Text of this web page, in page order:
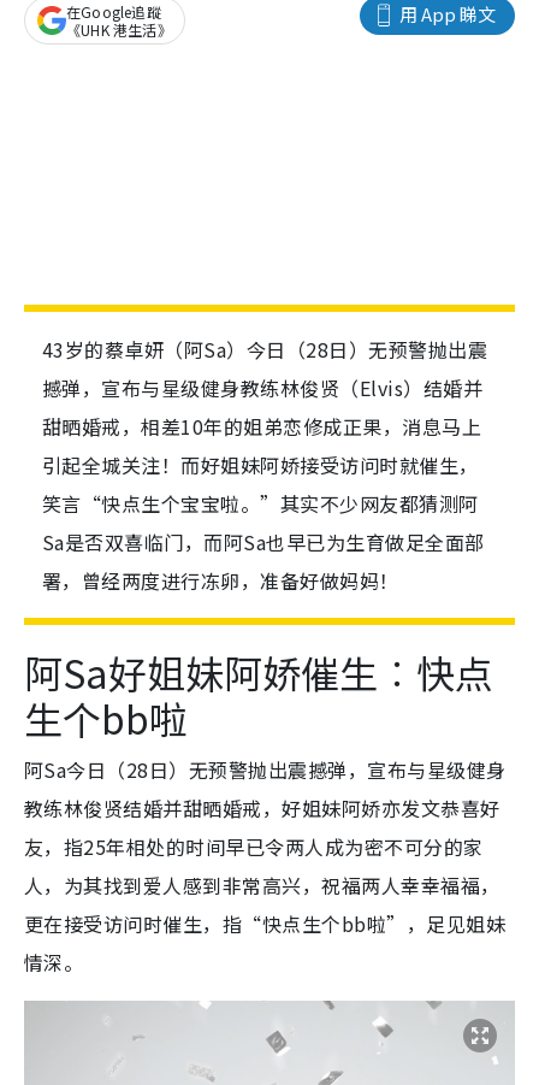
用 App 睇文
在Google追蹤
《UHK 港生活》
43岁的蔡卓妍（阿Sa）今日（28日）无预警抛出震
撼弹，宣布与星级健身教练林俊贤（Elvis）结婚并
甜晒婚戒，相差10年的姐弟恋修成正果，消息马上
引起全城关注！而好姐妹阿娇接受访问时就催生，
笑言“快点生个宝宝啦。”其实不少网友都猜测阿
Sa是否双喜临门，而阿Sa也早已为生育做足全面部
署，曾经两度进行冻卵，准备好做妈妈！
阿Sa好姐妹阿娇催生︰快点
生个bb啦
阿Sa今日（28日）无预警抛出震撼弹，宣布与星级健身
教练林俊贤结婚并甜晒婚戒，好姐妹阿娇亦发文恭喜好
友，指25年相处的时间早已令两人成为密不可分的家
人，为其找到爱人感到非常高兴，祝福两人幸幸福福，
更在接受访问时催生，指“快点生个bb啦”，足见姐妹
情深。